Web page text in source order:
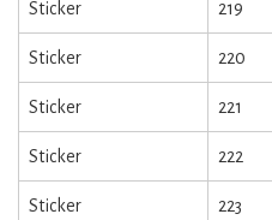
Sticker 219
Sticker 220
Sticker 221
Sticker 222
Sticker 223